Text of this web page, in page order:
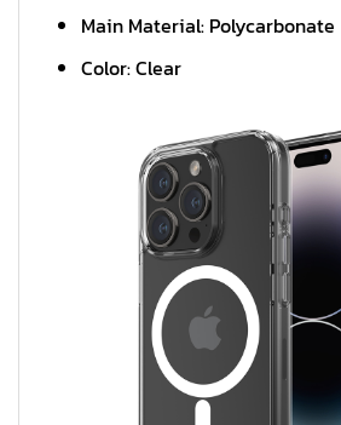
Main Material: Polycarbonate
Color: Clear